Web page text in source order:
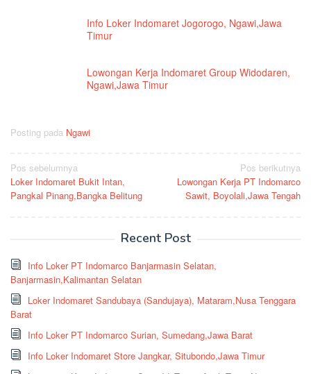
Info Loker Indomaret Jogorogo, Ngawi,Jawa
Timur
Lowongan Kerja Indomaret Group Widodaren,
Ngawi,Jawa Timur
Posting pada Ngawi
Navigasi
pos
Pos sebelumnya
Loker Indomaret Bukit Intan,
Pangkal Pinang,Bangka Belitung
Pos berikutnya
Lowongan Kerja PT Indomarco
Sawit, Boyolali,Jawa Tengah
Recent Post
Info Loker PT Indomarco Banjarmasin Selatan,
Banjarmasin,Kalimantan Selatan
Loker Indomaret Sandubaya (Sandujaya), Mataram,Nusa Tenggara
Barat
Info Loker PT Indomarco Surian, Sumedang,Jawa Barat
Info Loker Indomaret Store Jangkar, Situbondo,Jawa Timur